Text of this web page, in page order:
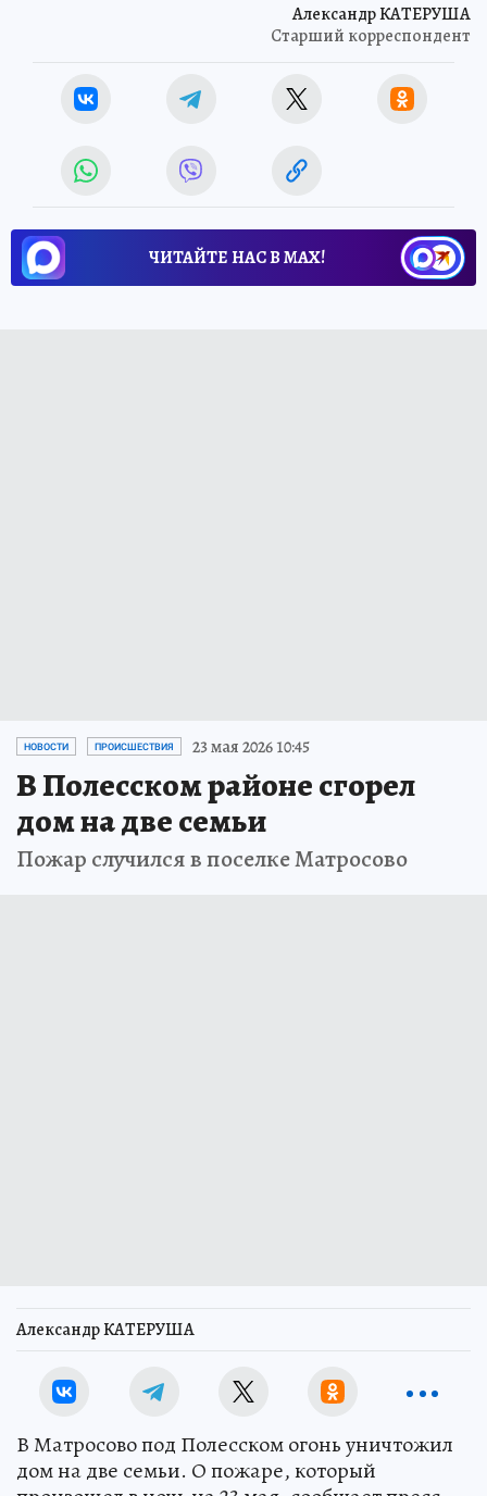
Александр КАТЕРУША
Старший корреспондент
ЧИТАЙТЕ НАС В МАХ!
НОВОСТИ ПРОИСШЕСТВИЯ 23 мая 2026 10:45
В Полесском районе сгорел
дом на две семьи
Пожар случился в поселке Матросово
Александр КАТЕРУША
В Матросово под Полесском огонь уничтожил
дом на две семьи. О пожаре, который